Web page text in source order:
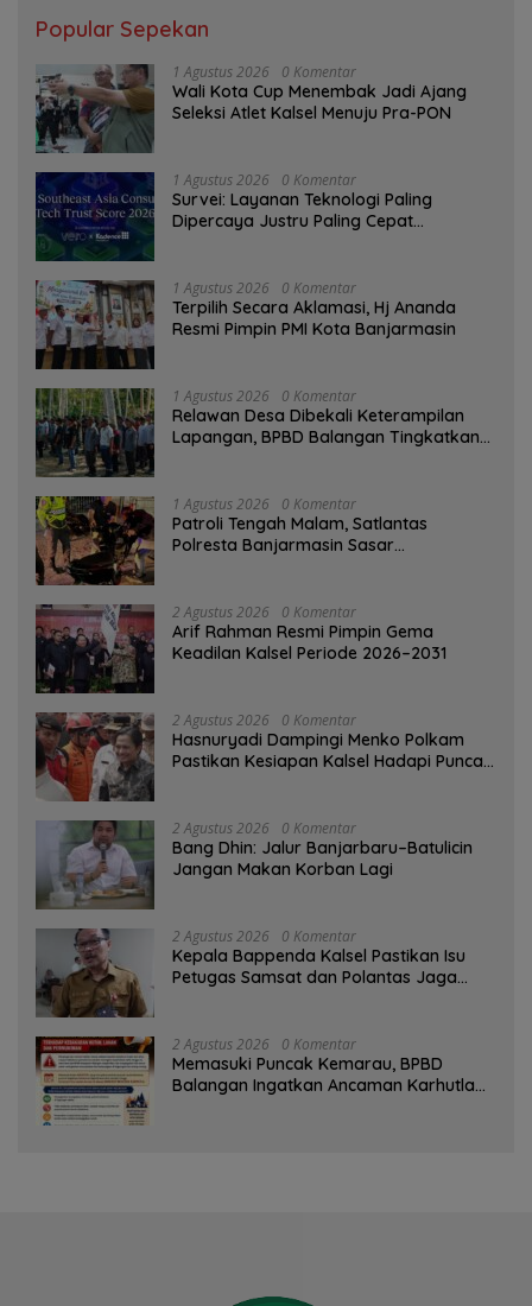
Popular Sepekan
1 Agustus 2026 0 Komentar
Wali Kota Cup Menembak Jadi Ajang
Seleksi Atlet Kalsel Menuju Pra-PON
1 Agustus 2026 0 Komentar
Survei: Layanan Teknologi Paling
Dipercaya Justru Paling Cepat
1 Agustus 2026 0 Komentar
‎Terpilih Secara Aklamasi, Hj Ananda
Resmi Pimpin PMI Kota Banjarmasin
1 Agustus 2026 0 Komentar
Relawan Desa Dibekali Keterampilan
Lapangan, BPBD Balangan Tingkatkan
1 Agustus 2026 0 Komentar
Patroli Tengah Malam, Satlantas
Polresta Banjarmasin Sasar
2 Agustus 2026 0 Komentar
Arif Rahman Resmi Pimpin Gema
Keadilan Kalsel Periode 2026–2031
2 Agustus 2026 0 Komentar
Hasnuryadi Dampingi Menko Polkam
Pastikan Kesiapan Kalsel Hadapi Puncak
2 Agustus 2026 0 Komentar
Bang Dhin: Jalur Banjarbaru–Batulicin
Jangan Makan Korban Lagi
2 Agustus 2026 0 Komentar
Kepala Bappenda Kalsel Pastikan Isu
Petugas Samsat dan Polantas Jaga
2 Agustus 2026 0 Komentar
Memasuki Puncak Kemarau, BPBD
Balangan Ingatkan Ancaman Karhutla